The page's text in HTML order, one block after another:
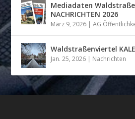
Mediadaten
NACHRICHTEN 2026
März 9, 2026 |AG
Waldstraßenviertel
Jan. 25, 2026 | Nachrichten